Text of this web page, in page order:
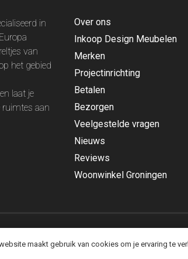
in
van
het gebied
laat je
ruimtes aan
Over ons
Inkoop Design Meubelen
Merken
Projectinrichting
Betalen
Bezorgen
Veelgestelde vragen
Nieuws
Reviews
Woonwinkel Groningen
maakt gebruik van cookies om je ervaring te